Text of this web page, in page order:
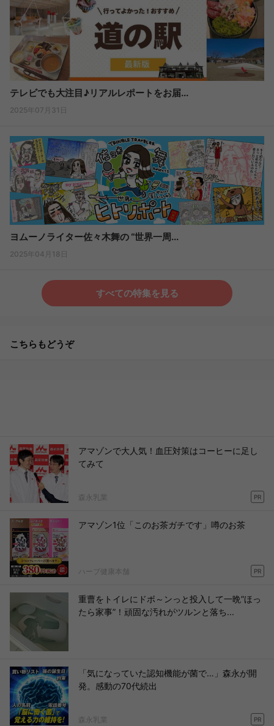
テレビでも大注目♪リアルレポートをお届...
2025年07月31日
ヨムーノライター佐々木舞の “世界一周...
2025年04月18日
すべての特集を見る
こちらもどうぞ
アマゾンで大人気！血圧対策はコーヒーに足し
てみて
森永乳業 PR
アマゾン1位「このお茶ガチです」噂のお茶
ハーブ健康本舗 PR
重曹をトイレにドボ～ンっと投入して一晩”ほっ
たら家事”！頑固な汚れがツルンと落ち...
「気になっていた認知機能が菌で…」森永が開
発。感動の70代続出
森永乳業 PR